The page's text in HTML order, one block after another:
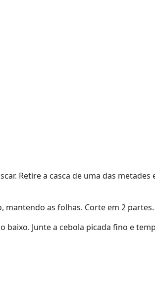
Retire a casca de uma das metades
mantendo as folhas. Corte em 2 partes.
baixo. Junte a cebola picada fino e